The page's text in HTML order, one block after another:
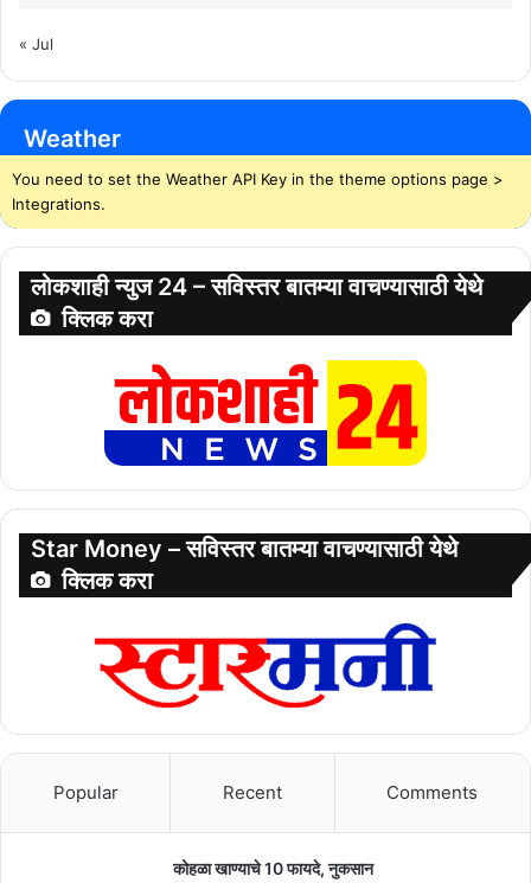
« Jul
Weather
You need to set the Weather API Key in the theme options page >
Integrations.
लोकशाही न्युज 24 – सविस्तर बातम्या वाचण्यासाठी येथे
क्लिक करा
Star Money – सविस्तर बातम्या वाचण्यासाठी येथे
क्लिक करा
Popular Recent Comments
कोहळा खाण्याचे 10 फायदे, नुकसान